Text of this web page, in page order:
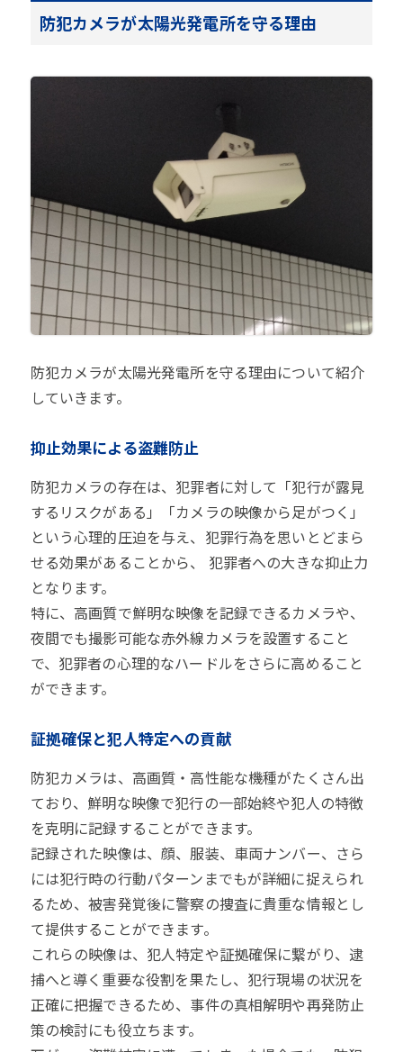
防犯カメラが太陽光発電所を守る理由
防犯カメラが太陽光発電所を守る理由について紹介
していきます。
抑止効果による盗難防止
防犯カメラの存在は、犯罪者に対して「犯行が露見
するリスクがある」「カメラの映像から足がつく」
という心理的圧迫を与え、犯罪行為を思いとどまら
せる効果があることから、 犯罪者への大きな抑止力
となります。
特に、高画質で鮮明な映像を記録できるカメラや、
夜間でも撮影可能な赤外線カメラを設置すること
で、犯罪者の心理的なハードルをさらに高めること
ができます。
証拠確保と犯人特定への貢献
防犯カメラは、高画質・高性能な機種がたくさん出
ており、鮮明な映像で犯行の一部始終や犯人の特徴
を克明に記録することができます。
記録された映像は、顔、服装、車両ナンバー、さら
には犯行時の行動パターンまでもが詳細に捉えられ
るため、被害発覚後に警察の捜査に貴重な情報とし
て提供することができます。
これらの映像は、犯人特定や証拠確保に繋がり、逮
捕へと導く重要な役割を果たし、犯行現場の状況を
正確に把握できるため、事件の真相解明や再発防止
策の検討にも役立ちます。